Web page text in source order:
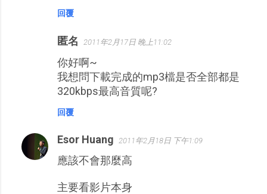
回覆
匿名 2011年2月17日 晚上11:02
你好啊~
我想問下載完成的mp3檔是否全部都是
320kbps最高音質呢?
回覆
Esor Huang 2011年2月18日 下午1:09
應該不會那麼高
主要看影片本身